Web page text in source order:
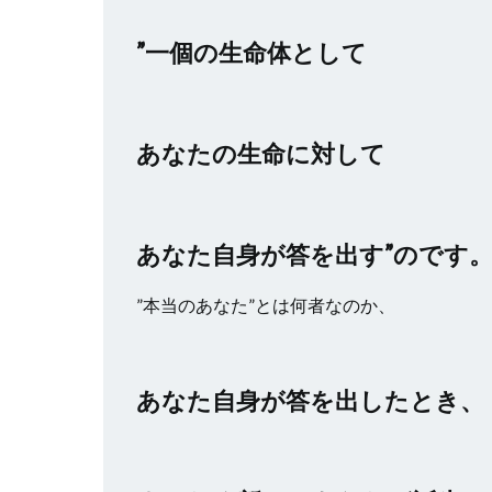
”一個の生命体として
あなたの生命に対して
あなた自身が答を出す”のです。
”本当のあなた”とは何者なのか、
あなた自身が答を出したとき、